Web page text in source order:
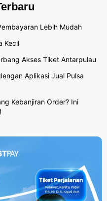
Lebih Mudah
Kecil
Akses Tiket Antarpulau
Aplikasi Jual Pulsa
Kebanjiran Order? Ini